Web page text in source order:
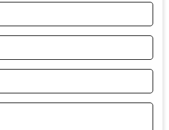
💻 ASUS Vivobook 15 OLED
A1505VA i9-13900H – Laptop
New)